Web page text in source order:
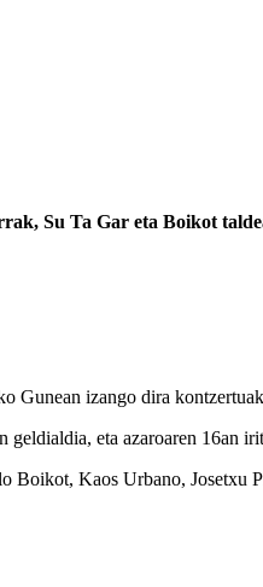
Su Ta Gar eta Boikot
izango dira
geldialdia, eta azaroaren 16an
Kaos Urbano, Josetxu